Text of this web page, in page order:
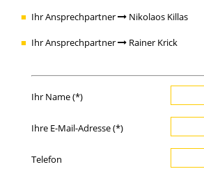
Ihr Ansprechpartner Nikolaos Killas
Ihr Ansprechpartner Rainer Krick
Ihr Name (*)
Ihre E-Mail-Adresse (*)
Telefon